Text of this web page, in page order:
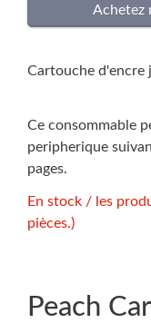
Cartouche d'encre
Ce consommable
peripherique
pages.
En stock / les
pièces.)
Peach